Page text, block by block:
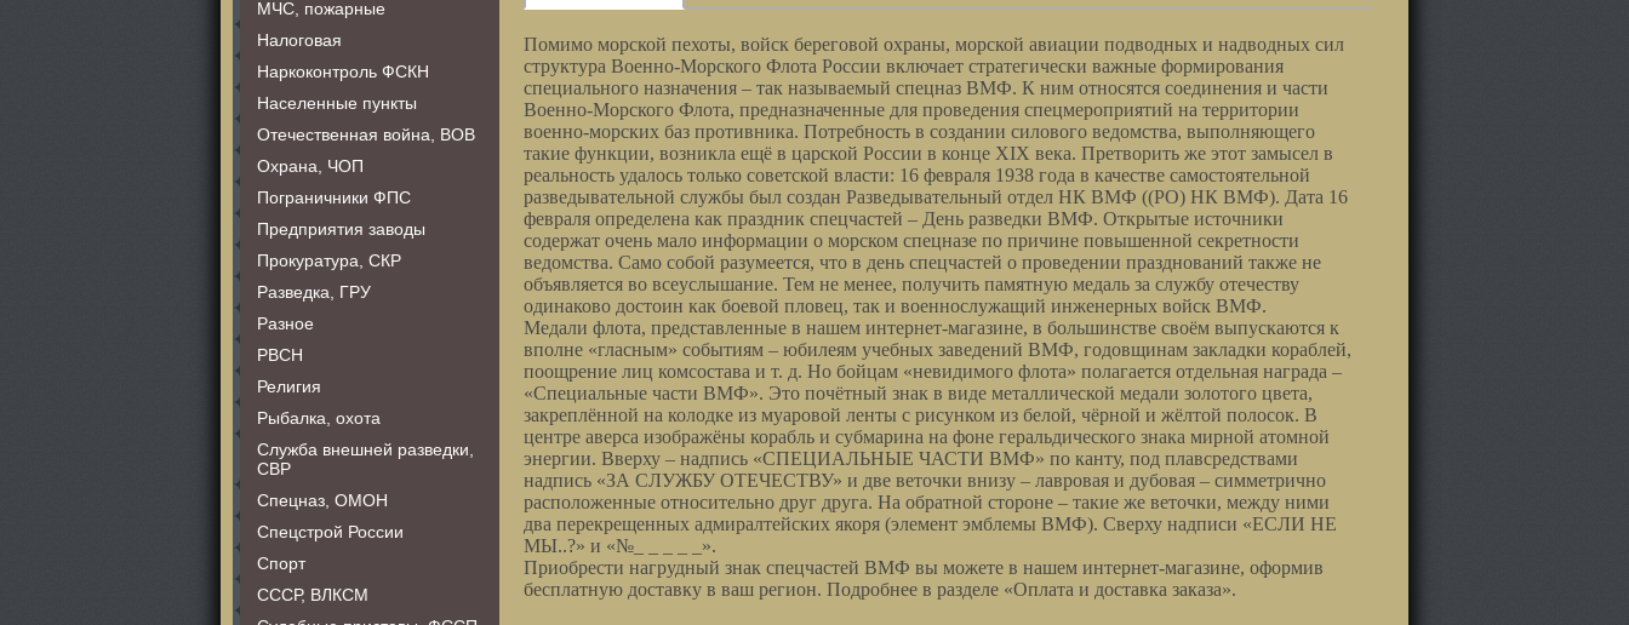
МЧС, пожарные
Налоговая
Наркоконтроль ФСКН
Населенные пункты
Отечественная война, ВОВ
Охрана, ЧОП
Пограничники ФПС
Предприятия заводы
Прокуратура, СКР
Разведка, ГРУ
Разное
РВСН
Религия
Рыбалка, охота
Служба внешней разведки,
СВР
Спецназ, ОМОН
Спецстрой России
Спорт
СССР, ВЛКСМ
Помимо морской пехоты, войск береговой охраны, морской авиации подводных и надводных сил
структура Военно-Морского Флота России включает стратегически важные формирования
специального назначения – так называемый спецназ ВМФ. К ним относятся соединения и части
Военно-Морского Флота, предназначенные для проведения спецмероприятий на территории
военно-морских баз противника. Потребность в создании силового ведомства, выполняющего
такие функции, возникла ещё в царской России в конце XIX века. Претворить же этот замысел в
реальность удалось только советской власти: 16 февраля 1938 года в качестве самостоятельной
разведывательной службы был создан Разведывательный отдел НК ВМФ ((РО) НК ВМФ). Дата 16
февраля определена как праздник спецчастей – День разведки ВМФ. Открытые источники
содержат очень мало информации о морском спецназе по причине повышенной секретности
ведомства. Само собой разумеется, что в день спецчастей о проведении празднований также не
объявляется во всеуслышание. Тем не менее, получить памятную медаль за службу отечеству
одинаково достоин как боевой пловец, так и военнослужащий инженерных войск ВМФ.
Медали флота, представленные в нашем интернет-магазине, в большинстве своём выпускаются к
вполне «гласным» событиям – юбилеям учебных заведений ВМФ, годовщинам закладки кораблей,
поощрение лиц комсостава и т. д. Но бойцам «невидимого флота» полагается отдельная награда –
«Специальные части ВМФ». Это почётный знак в виде металлической медали золотого цвета,
закреплённой на колодке из муаровой ленты с рисунком из белой, чёрной и жёлтой полосок. В
центре аверса изображёны корабль и субмарина на фоне геральдического знака мирной атомной
энергии. Вверху – надпись «СПЕЦИАЛЬНЫЕ ЧАСТИ ВМФ» по канту, под плавсредствами
надпись «ЗА СЛУЖБУ ОТЕЧЕСТВУ» и две веточки внизу – лавровая и дубовая – симметрично
расположенные относительно друг друга. На обратной стороне – такие же веточки, между ними
два перекрещенных адмиралтейских якоря (элемент эмблемы ВМФ). Сверху надписи «ЕСЛИ НЕ
МЫ..?» и «№_ _ _ _ _».
Приобрести нагрудный знак спецчастей ВМФ вы можете в нашем интернет-магазине, оформив
бесплатную доставку в ваш регион. Подробнее в разделе «Оплата и доставка заказа».